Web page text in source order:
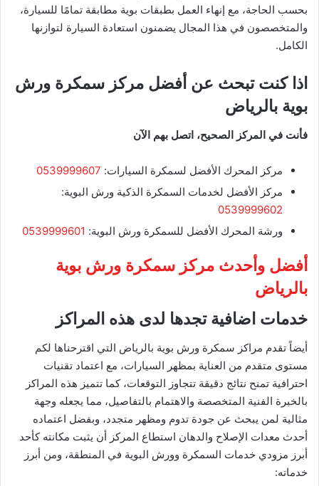
بحسب الحاجة، مع إنهاء العمل بطبقات بوية مطابقة تمامًا للسيارة،
والمتخصصون في هذا المجال يضمنون استعادة السيارة لتوازنها
الكامل.
اذا كنت تبحث عن أفضل مركز سمكرة ورش
بوية بالرياض
فأنت في المركز الصحيح، اتصل بهم الآن
مركز المحرك الأفضل لسمكرة السيارات: 0539999607
مركز الأفضل لخدمات السمكرة الذكية ورش البوية:
0539999602
ورشة المحرك الأفضل للسمكرة ورش البوية: 0539999601
أفضل وأحدث مركز سمكرة ورش بوية
بالرياض
خدمات اضافية تجدها لدى هذه المراكز
أيضاً تقدم مراكز سمكرة ورش بوية بالرياض التي اقترحناها لكم
مستوى متقدم من العناية بمظهر السيارات، مع اعتماد تقنيات
احترافية تمنح نتائج دقيقة تتجاوز التوقعات، كما تتميز هذه المراكز
بالخبرة الفنية المتخصصة والاهتمام بالتفاصيل، مما يجعله وجهة
مثالية لمن يبحث عن جودة تدوم ومظهر متجدد، وبفضل اعتماده
أحدث معدات الإصلاح والدهان استطاع المركز أن يثبت مكانته كأحد
أبرز مزودي خدمات السمكرة وورش البوية في المنطقة، ومن أبرز
خدماته: